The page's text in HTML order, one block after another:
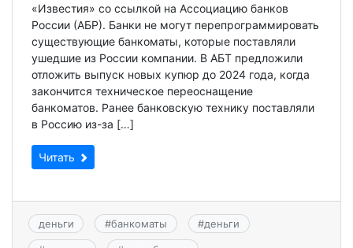
«Известия» со ссылкой на Ассоциацию банков
России (АБР). Банки не могут перепрограммировать
существующие банкоматы, которые поставляли
ушедшие из России компании. В АБТ предложили
отложить выпуск новых купюр до 2024 года, когда
закончится техническое переоснащение
банкоматов. Ранее банковскую технику поставляли
в Россию из-за […]
Читать
деньги #банкоматы #деньги